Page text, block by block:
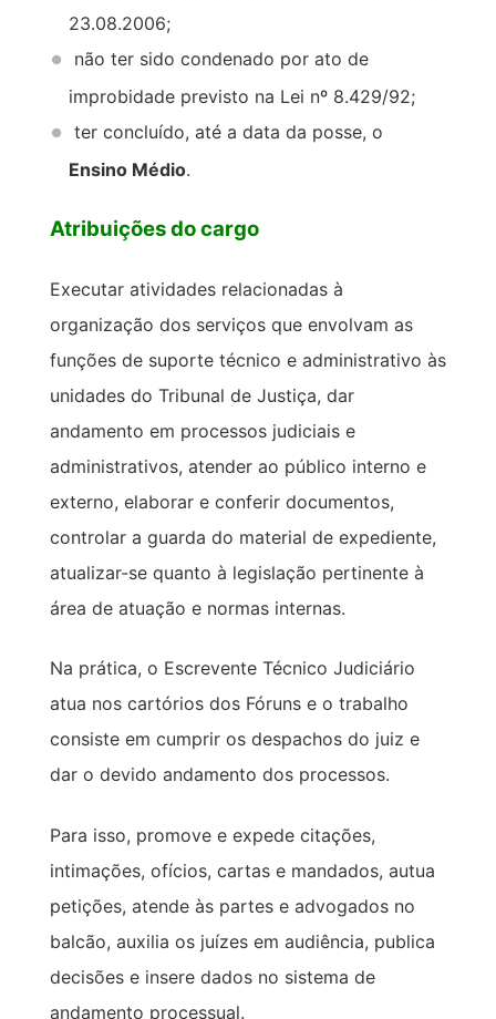
23.08.2006;
não ter sido condenado por ato de
improbidade previsto na Lei nº 8.429/92;
ter concluído, até a data da posse, o
Ensino Médio.
Atribuições do cargo
Executar atividades relacionadas à
organização dos serviços que envolvam as
funções de suporte técnico e administrativo às
unidades do Tribunal de Justiça, dar
andamento em processos judiciais e
administrativos, atender ao público interno e
externo, elaborar e conferir documentos,
controlar a guarda do material de expediente,
atualizar-se quanto à legislação pertinente à
área de atuação e normas internas.
Na prática, o Escrevente Técnico Judiciário
atua nos cartórios dos Fóruns e o trabalho
consiste em cumprir os despachos do juiz e
dar o devido andamento dos processos.
Para isso, promove e expede citações,
intimações, ofícios, cartas e mandados, autua
petições, atende às partes e advogados no
balcão, auxilia os juízes em audiência, publica
decisões e insere dados no sistema de
andamento processual.